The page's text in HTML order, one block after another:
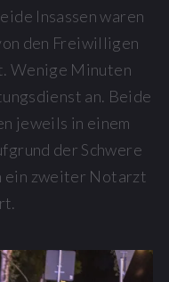
Insassen waren
den Freiwilligen
Wenige Minuten
an. Beide
jeweils in einem
der Schwere
ein zweiter Notarzt